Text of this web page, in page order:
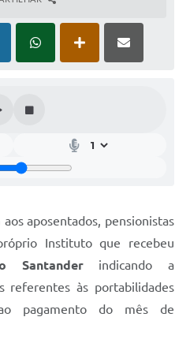
aos aposentados, pensionistas
Instituto que recebeu
Santanderindicando a
referentes às portabilidades
ao pagamento do mês de